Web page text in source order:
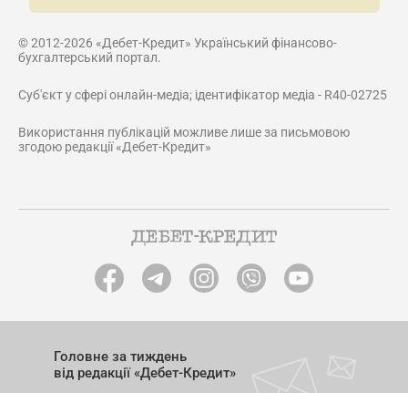
© 2012-2026 «Дебет-Кредит» Український фінансово-
бухгалтерський портал.
Суб'єкт у сфері онлайн-медіа; ідентифікатор медіа - R40-02725
Використання публікацій можливе лише за письмовою
згодою редакції «Дебет-Кредит»
Головне за тиждень
від редакції «Дебет-Кредит»